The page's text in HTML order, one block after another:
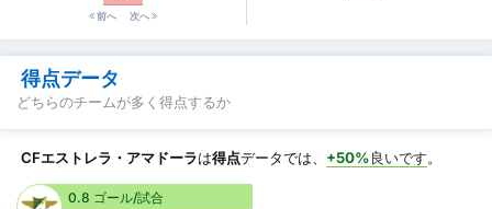
前へ 次へ
得点データ
どちらのチームが多く得点するか
CFエストレラ・アマドーラは得点データでは、 +50%良いです。
0.8 ゴール/試合